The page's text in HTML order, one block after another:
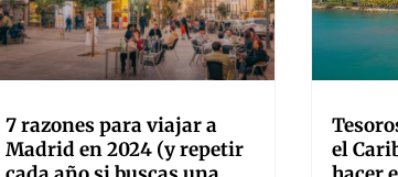
7 razones para viajar a
Madrid en 2024 (y repetir
el